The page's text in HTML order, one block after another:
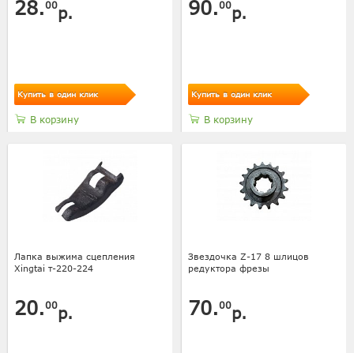
28.00р.
Купить в один клик
В корзину
90.00р.
Купить в один клик
В корзину
Лапка выжима сцепления
Xingtai т-220-224
20.00р.
Звездочка Z-17 8 шлицов
редуктора фрезы
70.00р.